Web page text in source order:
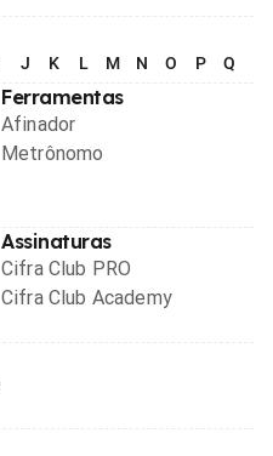
J K L M N O P Q
Ferramentas
Afinador
Metrônomo
Assinaturas
Cifra Club PRO
Cifra Club Academy